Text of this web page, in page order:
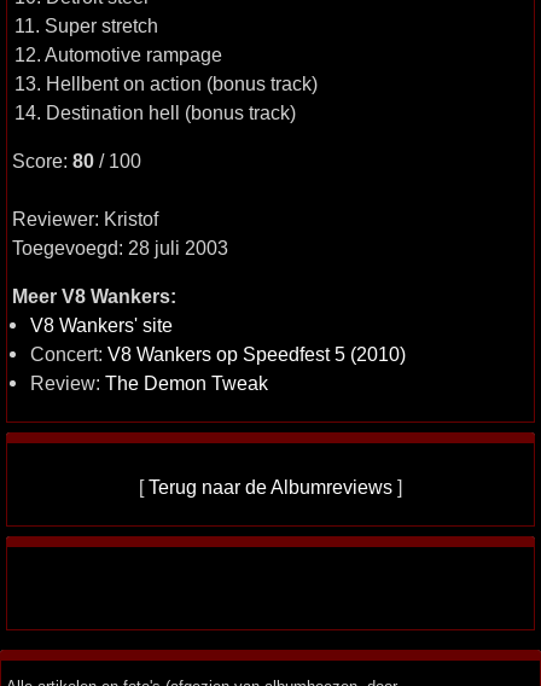
11. Super stretch
12. Automotive rampage
13. Hellbent on action (bonus track)
14. Destination hell (bonus track)
Score: 80 / 100
Reviewer: Kristof
Toegevoegd: 28 juli 2003
Meer V8 Wankers:
V8 Wankers' site
Concert: V8 Wankers op Speedfest 5 (2010)
Review: The Demon Tweak
[Terug naar de Albumreviews ]